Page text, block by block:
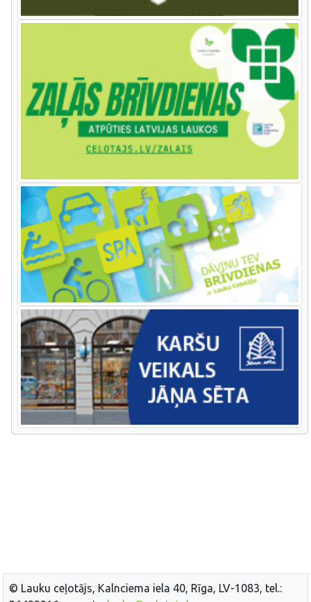
© Lauku ceļotājs, Kalnciema iela 40, Rīga, LV-1083, tel.: